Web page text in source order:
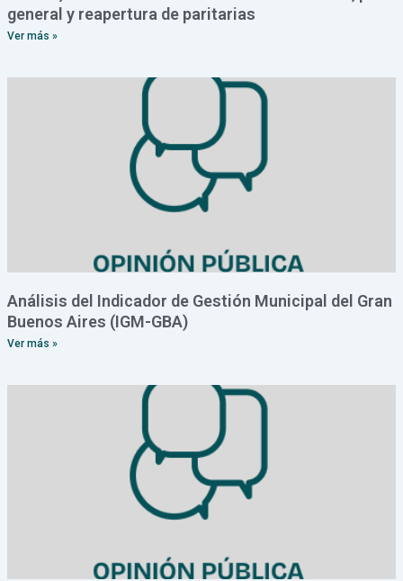
general y reapertura de paritarias
Ver más »
Análisis del Indicador de Gestión Municipal del Gran
Buenos Aires (IGM-GBA)
Ver más »